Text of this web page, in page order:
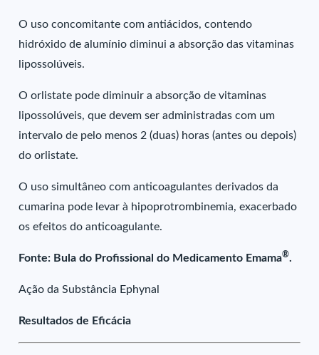
O uso concomitante com antiácidos, contendo
hidróxido de alumínio diminui a absorção das vitaminas
lipossolúveis.
O orlistate pode diminuir a absorção de vitaminas
lipossolúveis, que devem ser administradas com um
intervalo de pelo menos 2 (duas) horas (antes ou depois)
do orlistate.
O uso simultâneo com anticoagulantes derivados da
cumarina pode levar à hipoprotrombinemia, exacerbado
os efeitos do anticoagulante.
Fonte: Bula do Profissional do Medicamento Emama®.
Ação da Substância Ephynal
Resultados de Eficácia